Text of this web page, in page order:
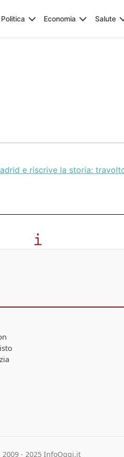
Politica Economia Salute
e riscrive la storia:
- 2025 InfoOggi.it